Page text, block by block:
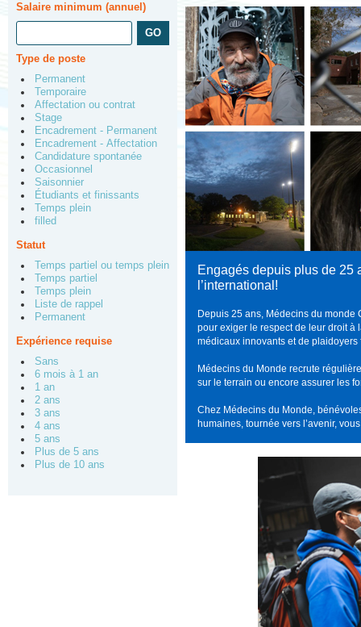
Salaire minimum (annuel)
Type de poste
Permanent
Temporaire
Affectation ou contrat
Stage
Encadrement - Permanent
Encadrement - Affectation
Candidature spontanée
Occasionnel
Saisonnier
Étudiants et finissants
Temps plein
filled
Statut
Temps partiel ou temps plein
Temps partiel
Temps plein
Liste de rappel
Permanent
Expérience requise
Sans
6 mois à 1 an
1 an
2 ans
3 ans
4 ans
5 ans
Plus de 5 ans
Plus de 10 ans
Engagés depuis plus de 25
l’international!
Depuis 25 ans, Médecins du monde
pour exiger le respect de leur droit à
médicaux innovants et de plaidoyers
Médecins du Monde recrute
sur le terrain ou encore assurer les
Chez Médecins du Monde,
humaines, tournée vers l’avenir,